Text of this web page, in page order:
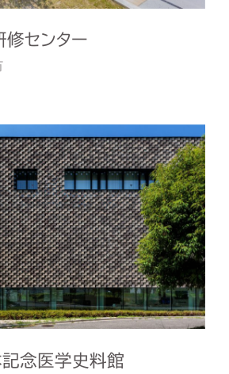
センター
念医学史料館